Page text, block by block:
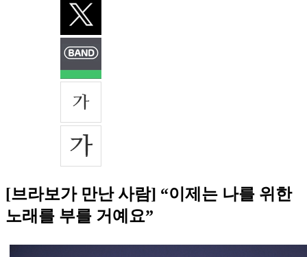
[브라보가 만난 사람] “이제는 나를 위한
노래를 부를 거예요”